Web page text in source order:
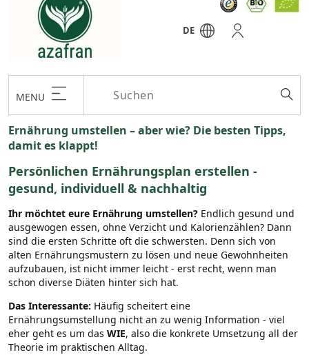
DE
MENU
Ernährung umstellen – aber wie? Die besten Tipps,
damit es klappt!
Persönlichen Ernährungsplan erstellen -
gesund, individuell & nachhaltig
Ihr möchtet eure Ernährung umstellen? Endlich gesund und
ausgewogen essen, ohne Verzicht und Kalorienzählen? Dann
sind die ersten Schritte oft die schwersten. Denn sich von
alten Ernährungsmustern zu lösen und neue Gewohnheiten
aufzubauen, ist nicht immer leicht - erst recht, wenn man
schon diverse Diäten hinter sich hat.
Das Interessante: Häufig scheitert eine
Ernährungsumstellung nicht an zu wenig Information - viel
eher geht es um das WIE, also die konkrete Umsetzung all der
Theorie im praktischen Alltag.